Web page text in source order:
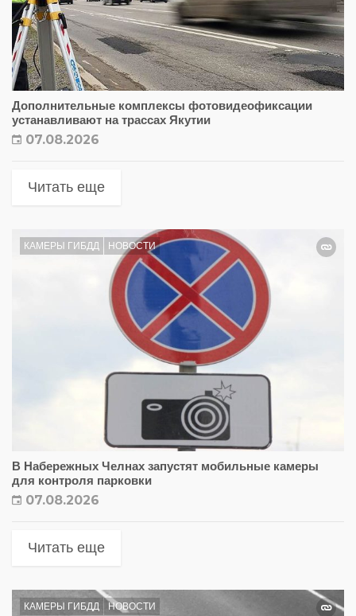
Дополнительные комплексы фотовидеофиксации
устанавливают на трассах Якутии
07.08.2026
Читать еще
КАМЕРЫ ГИБДД НОВОСТИ
В Набережных Челнах запустят мобильные камеры
для контроля парковки
07.08.2026
Читать еще
КАМЕРЫ ГИБДД НОВОСТИ